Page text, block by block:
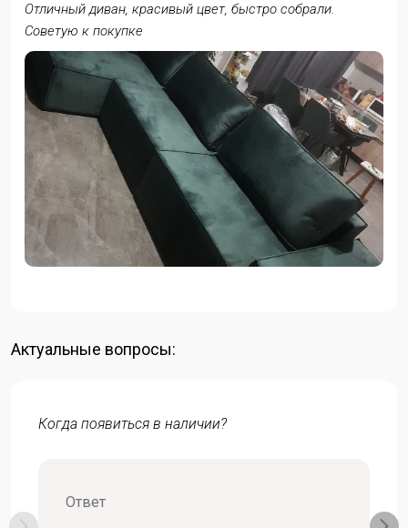
Отличный диван, красивый цвет, быстро собрали.
Советую к покупке
Актуальные вопросы:
Когда появиться в наличии?
Ответ